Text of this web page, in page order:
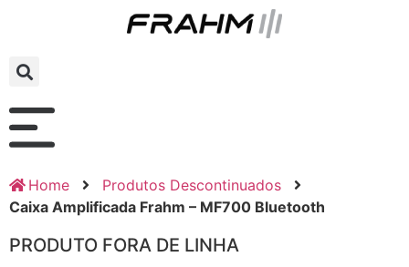
Home
Produtos Descontinuados
Caixa Amplificada Frahm – MF700 Bluetooth
PRODUTO FORA DE LINHA